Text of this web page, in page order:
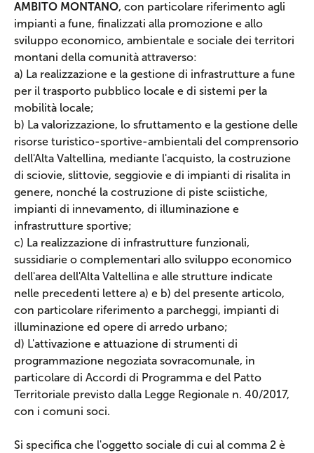
AMBITO MONTANO, con particolare riferimento agli
impianti a fune, finalizzati alla promozione e allo
sviluppo economico, ambientale e sociale dei territori
montani della comunità attraverso:
a) La realizzazione e la gestione di infrastrutture a fune
per il trasporto pubblico locale e di sistemi per la
mobilità locale;
b) La valorizzazione, lo sfruttamento e la gestione delle
risorse turistico-sportive-ambientali del comprensorio
dell'Alta Valtellina, mediante l'acquisto, la costruzione
di sciovie, slittovie, seggiovie e di impianti di risalita in
genere, nonché la costruzione di piste sciistiche,
impianti di innevamento, di illuminazione e
infrastrutture sportive;
c) La realizzazione di infrastrutture funzionali,
sussidiarie o complementari allo sviluppo economico
dell'area dell'Alta Valtellina e alle strutture indicate
nelle precedenti lettere a) e b) del presente articolo,
con particolare riferimento a parcheggi, impianti di
illuminazione ed opere di arredo urbano;
d) L'attivazione e attuazione di strumenti di
programmazione negoziata sovracomunale, in
particolare di Accordi di Programma e del Patto
Territoriale previsto dalla Legge Regionale n. 40/2017,
con i comuni soci.
Si specifica che l'oggetto sociale di cui al comma 2 è